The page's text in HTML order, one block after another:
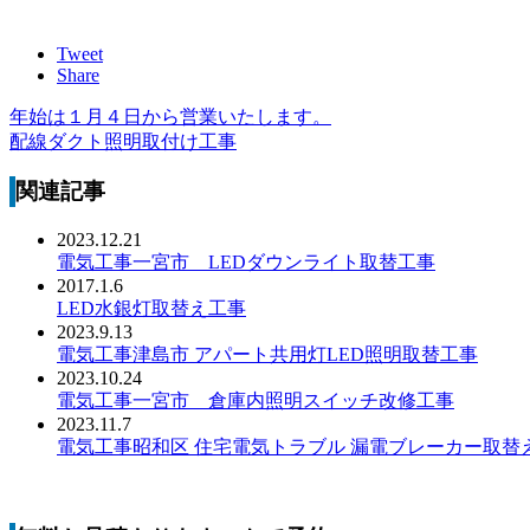
Tweet
Share
年始は１月４日から営業いたします。
配線ダクト照明取付け工事
関連記事
2023.12.21
電気工事一宮市 LEDダウンライト取替工事
2017.1.6
LED水銀灯取替え工事
2023.9.13
電気工事津島市 アパート共用灯LED照明取替工事
2023.10.24
電気工事一宮市 倉庫内照明スイッチ改修工事
2023.11.7
電気工事昭和区 住宅電気トラブル 漏電ブレーカー取替